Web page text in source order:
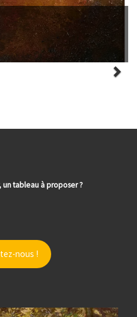
un tableau à proposer ?
nous !